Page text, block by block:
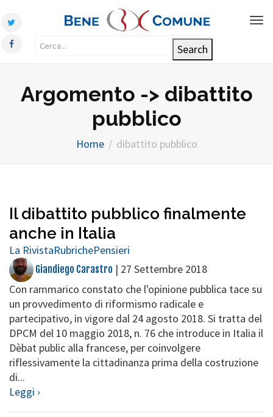
Argomento -> dibattito
pubblico
Home dibattito pubblico
Il dibattito pubblico finalmente
anche in Italia
La RivistaRubrichePensieri
Giandiego Carastro | 27 Settembre 2018
Con rammarico constato che l'opinione pubblica tace su
un provvedimento di riformismo radicale e
partecipativo, in vigore dal 24 agosto 2018. Si tratta del
DPCM del 10 maggio 2018, n. 76 che introduce in Italia il
Dèbat public alla francese, per coinvolgere
riflessivamente la cittadinanza prima della costruzione
di...
Leggi ›